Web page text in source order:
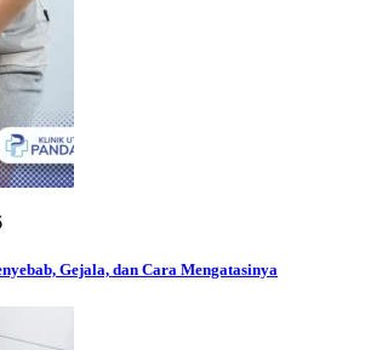
Gejala, dan Cara Mengatasinya